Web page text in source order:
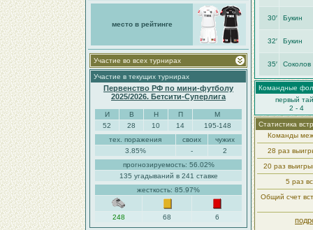
место в рейтинге
Участие во всех турнирах
Участие в текущих турнирах
Первенство РФ по мини-футболу
2025/2026. Бетсити-Суперлига
И В Н П
М
52
28 10 14
195-148
тех. поражения
своих
чужих
3.85%
-
2
прогнозируемость: 56.02%
135 угадываний в 241 ставке
жесткость: 85.97%
248 68 6
30′ Букин
32′ Букин
35′ Соколов
Командные
первый
2 - 4
Статистика
Команды
28 раз
20 раз
5 раз
Общий счет